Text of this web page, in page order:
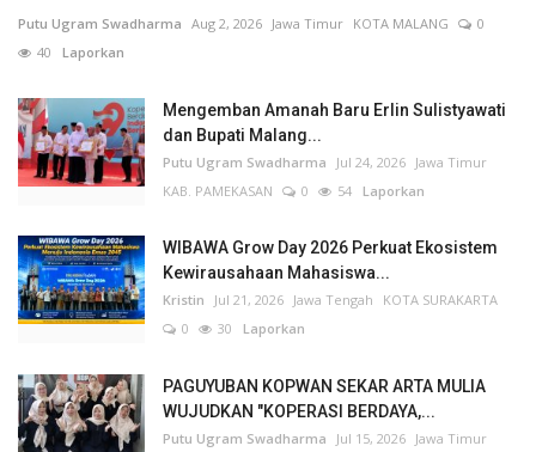
Putu Ugram Swadharma Aug 2, 2026 Jawa Timur KOTA MALANG
0
40 Laporkan
Mengemban Amanah Baru Erlin Sulistyawati
dan Bupati Malang...
Putu Ugram Swadharma Jul 24, 2026 Jawa Timur
KAB. PAMEKASAN
0 54 Laporkan
WIBAWA Grow Day 2026 Perkuat Ekosistem
Kewirausahaan Mahasiswa...
Kristin Jul 21, 2026 Jawa Tengah
KOTA SURAKARTA
0
30 Laporkan
PAGUYUBAN KOPWAN SEKAR ARTA MULIA
WUJUDKAN "KOPERASI BERDAYA,...
Putu Ugram Swadharma Jul 15, 2026 Jawa Timur